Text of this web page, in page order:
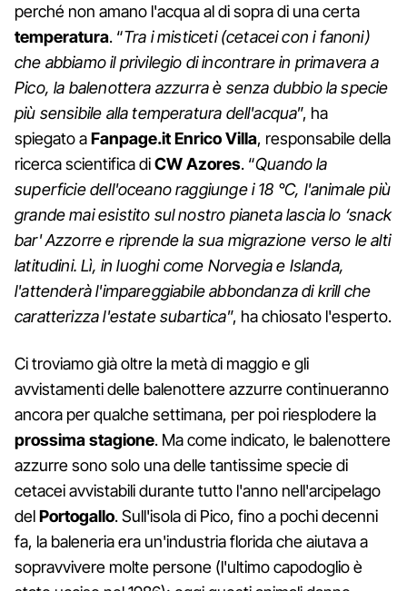
perché non amano l'acqua al di sopra di una certa
temperatura. “Tra i misticeti (cetacei con i fanoni)
che abbiamo il privilegio di incontrare in primavera a
Pico, la balenottera azzurra è senza dubbio la specie
più sensibile alla temperatura dell'acqua”, ha
spiegato aFanpage.itEnrico Villa, responsabile della
ricerca scientifica diCW Azores. “Quando la
superficie dell'oceano raggiunge i 18 °C, l'animale più
grande mai esistito sul nostro pianeta lascia lo ‘snack
bar' Azzorre e riprende la sua migrazione verso le alti
latitudini. Lì, in luoghi come Norvegia e Islanda,
l'attenderà l'impareggiabile abbondanza di krill che
caratterizza l'estate subartica”, ha chiosato l'esperto.
Ci troviamo già oltre la metà di maggio e gli
avvistamenti delle balenottere azzurre continueranno
ancora per qualche settimana, per poi riesplodere la
prossima stagione. Ma come indicato, le balenottere
azzurre sono solo una delle tantissime specie di
cetacei avvistabili durante tutto l'anno nell'arcipelago
delPortogallo. Sull'isola di Pico, fino a pochi decenni
fa, la baleneria era un'industria florida che aiutava a
sopravvivere molte persone (l'ultimo capodoglio è